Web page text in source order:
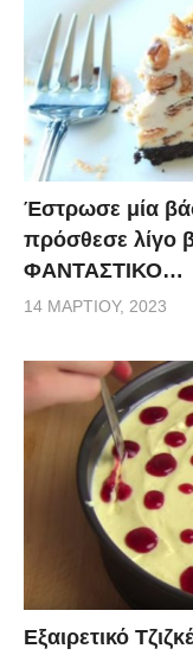
Έστρωσε μία
πρόσθεσε λίγο
ΦΑΝΤΑΣΤΙΚΟ…
14 ΜΑΡΤΊΟΥ, 2023
Εξαιρετικό